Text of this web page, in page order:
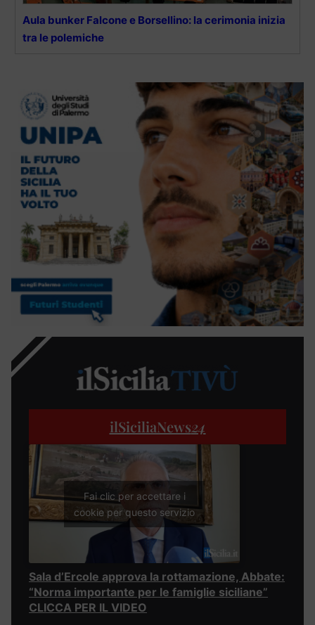
Aula bunker Falcone e Borsellino: la cerimonia inizia
tra le polemiche
ilSiciliaNews24
Fai clic per accettare i
cookie per questo servizio
Sala d’Ercole approva la rottamazione, Abbate:
“Norma importante per le famiglie siciliane”
CLICCA PER IL VIDEO